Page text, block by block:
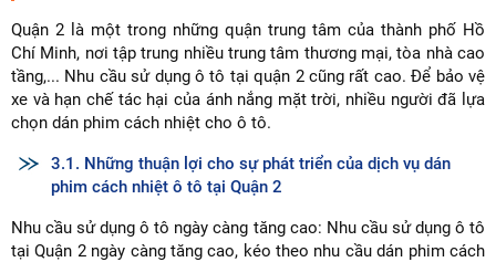
Quận 2 là một trong những quận trung tâm của thành phố Hồ
Chí Minh, nơi tập trung nhiều trung tâm thương mại, tòa nhà cao
tầng,... Nhu cầu sử dụng ô tô tại quận 2 cũng rất cao. Để bảo vệ
xe và hạn chế tác hại của ánh nắng mặt trời, nhiều người đã lựa
chọn dán phim cách nhiệt cho ô tô.
3.1. Những thuận lợi cho sự phát triển của dịch vụ dán
phim cách nhiệt ô tô tại Quận 2
Nhu cầu sử dụng ô tô ngày càng tăng cao: Nhu cầu sử dụng ô tô
tại Quận 2 ngày càng tăng cao, kéo theo nhu cầu dán phim cách